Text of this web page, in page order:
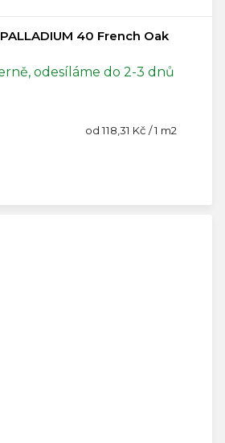
40 French Oak
odesíláme do 2-3 dnů
Měrná
od 118,31 Kč / 1 m2